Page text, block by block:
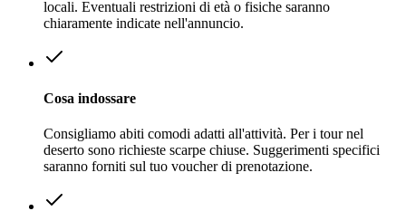
locali. Eventuali restrizioni di età o fisiche saranno
chiaramente indicate nell'annuncio.
Cosa indossare
Consigliamo abiti comodi adatti all'attività. Per i tour nel
deserto sono richieste scarpe chiuse. Suggerimenti specifici
saranno forniti sul tuo voucher di prenotazione.